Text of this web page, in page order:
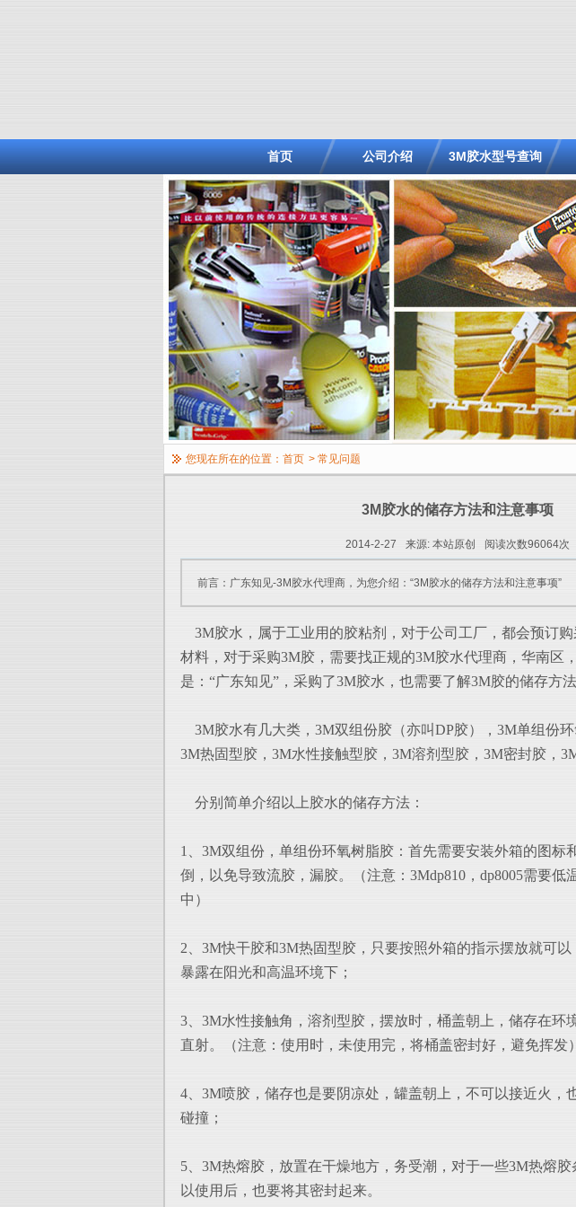
首页 公司介绍 3M胶水型号查询
您现在所在的位置： 首页 > 常见问题
3M胶水的储存方法和注意事项
2014-2-27 来源: 本站原创 阅读次数96064次
前言：广东知见-3M胶水代理商，为您介绍：“3M胶水的储存方法和注意事项”
3M胶水，属于工业用的胶粘剂，对于公司工厂，都会预订
材料， 对于采购3M胶，需要找正规的3M胶水代理商，华南区
是：“广东知见” ，采购了3M胶水，也需要了解3M胶的储存方
3M胶水有几大类，3M双组份胶（亦叫DP胶），3M单组份环
3M热固型胶 ，3M水性接触型胶，3M溶剂型胶，3M密封胶，
分别简单介绍以上胶水的储存方法：
1、3M双组份，单组份环氧树脂胶：首先需要安装外箱的图标
倒，以免导致流胶，漏胶。（注意：3Mdp810，dp8005需要低
中）
2、3M快干胶和3M热固型胶，只要按照外箱的指示摆放就可
暴露在阳光和高温环境下；
3、3M水性接触角，溶剂型胶，摆放时，桶盖朝上，储存在环
直射。（注意：使用时，未使用完，将桶盖密封好，避免挥发）
4、3M喷胶，储存也是要阴凉处，罐盖朝上，不可以接近火，
碰撞；
5、3M热熔胶，放置在干燥地方，务受潮，对于一些3M热熔
以使用后 ，也要将其密封起来。